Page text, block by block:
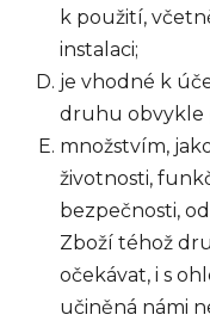
k použití,
instalaci;
je vhodné k
druhu obvykle
množstvím,
životnosti,
bezpečnosti,
Zboží téhož
očekávat, i s
učiněná námi